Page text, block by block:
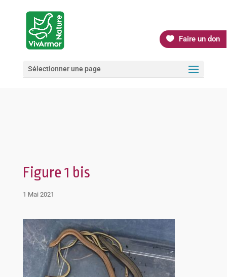
Faire un don
Sélectionner une page
Figure 1 bis
1 Mai 2021